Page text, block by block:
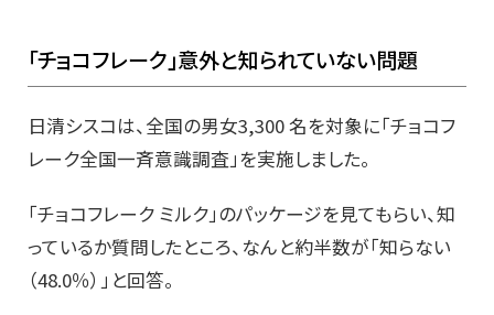
「チョコフレーク」意外と知られていない問題
日清シスコは、全国の男女3,300 名を対象に「チョコフ
レーク全国一斉意識調査」を実施しました。
「チョコフレーク ミルク」のパッケージを見てもらい、知
っているか質問したところ、なんと約半数が「知らない
（48.0％）」と回答。